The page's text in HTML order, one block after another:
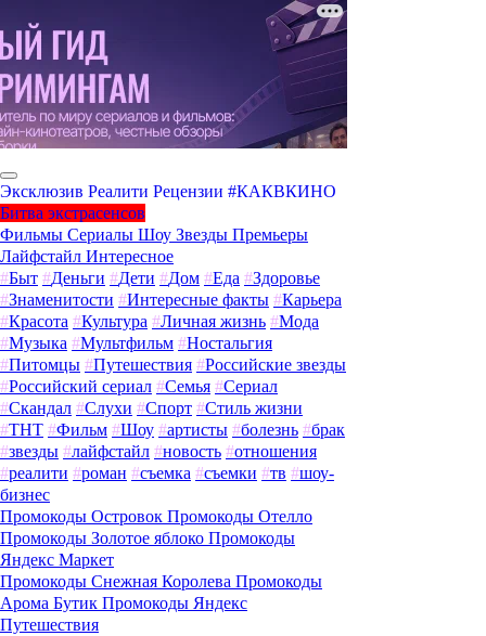
Эксклюзив Реалити Рецензии #КАКВКИНО
Битва экстрасенсов
Фильмы Сериалы Шоу Звезды Премьеры
Лайфстайл Интересное
#Быт #Деньги #Дети #Дом #Еда #Здоровье
#Знаменитости #Интересные факты #Карьера
#Красота #Культура #Личная жизнь #Мода
#Музыка #Мультфильм #Ностальгия
#Питомцы #Путешествия #Российские звезды
#Российский сериал #Семья #Сериал
#Скандал #Слухи #Спорт #Стиль жизни
#ТНТ #Фильм #Шоу #артисты #болезнь #брак
#звезды #лайфстайл #новость #отношения
#реалити #роман #съемка #съемки #тв #шоу-
бизнес
Промокоды Островок Промокоды Отелло
Промокоды Золотое яблоко Промокоды
Яндекс Маркет
Промокоды Снежная Королева Промокоды
Арома Бутик Промокоды Яндекс
Путешествия